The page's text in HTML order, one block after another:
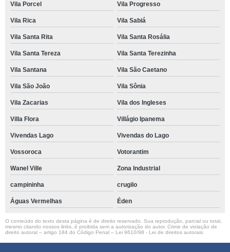
Vila Porcel Vila Progresso
Vila Rica Vila Sabiá
Vila Santa Rita Vila Santa Rosália
Vila Santa Tereza Vila Santa Terezinha
Vila Santana Vila São Caetano
Vila São João Vila Sônia
Vila Zacarias Vila dos Ingleses
Villa Flora Villágio Ipanema
Vivendas Lago Vivendas do Lago
Vossoroca Votorantim
Wanel Ville Zona Industrial
campininha crugilo
Águas Vermelhas Éden
O conteúdo do texto desta página é de direito reservado. Sua reprodução, parcial ou total,
mesmo citando nossos links, é proibida sem a autorização do autor. Crime de violação de
direito autoral – artigo 184 do Código Penal – Lei 9610/98 - Lei de direitos autorais